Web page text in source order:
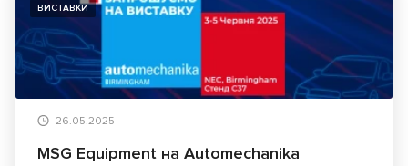
ВИСТАВКИ
26.05.2025
MSG Equipment на Automechanika